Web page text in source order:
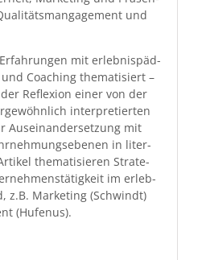
und
mit erleb­nis­päd­
Coach­ing the­ma­tisiert –
Reflex­ion ein­er von der
inter­pretierten
Auseinan­der­set­zung mit
in lit­er­
the­ma­tisieren Strate­
im erleb­
z.B. Mar­ket­ing (Schwindt)
(Hufenus).